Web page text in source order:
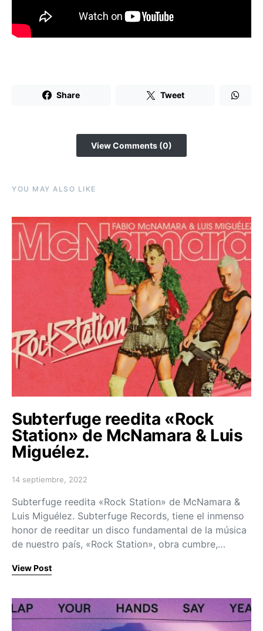
Share Tweet
View Comments (0)
YOU MAY ALSO LIKE
Subterfuge reedita «Rock
Station» de McNamara & Luis
Miguélez.
Posted on
14 septiembre, 2022
Subterfuge reedita «Rock Station» de McNamara &
Luis Miguélez. Subterfuge Records, tiene el inmenso
honor de reeditar un disco fundamental de la música
de nuestro país, «Rock Station», obra cumbre,…
View Post